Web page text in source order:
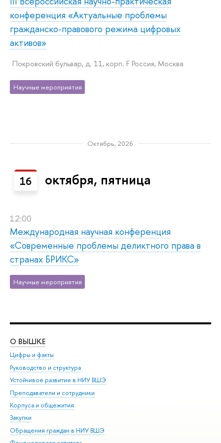
конференция «Актуальные проблемы
гражданско-правового режима цифровых
активов»
Покровский бульвар, д. 11, корп. F Россия, Москва
Научные мероприятия
Октябрь, 2026
16 октября, пятница
12:00
Международная научная конференция
«Современные проблемы деликтного права в
странах БРИКС»
Научные мероприятия
О ВЫШКЕ
Цифры и факты
Руководство и структура
Устойчивое развитие в НИУ ВШЭ
Преподаватели и сотрудники
Корпуса и общежития
Закупки
Обращения граждан в НИУ ВШЭ